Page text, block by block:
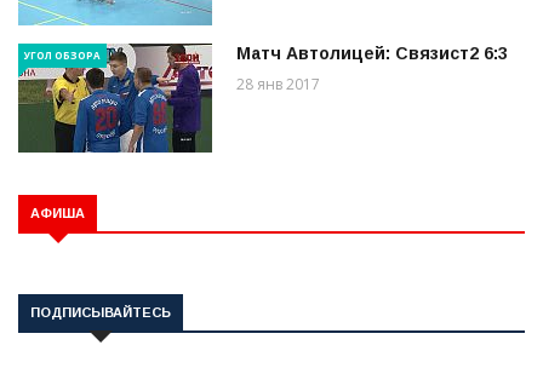
УГОЛ ОБЗОРА Матч Автолицей: Связист2 6:3
28 янв 2017
АФИША
ПОДПИСЫВАЙТЕСЬ